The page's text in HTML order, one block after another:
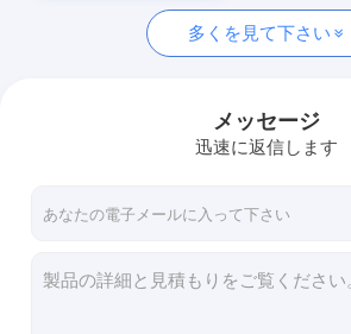
車用屋根ラック
自動車 バイク 運び手
自動車 スキー キャリア
多くを見て下さい
メッセージ
迅速に返信します